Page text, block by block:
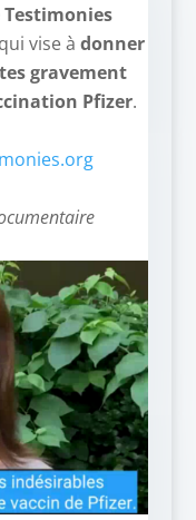
Testimonies
vise à donner
gravement
Pfizer.